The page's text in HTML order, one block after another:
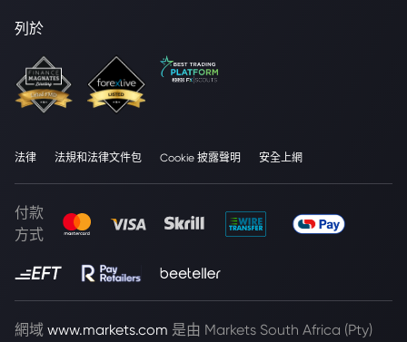
列於
法律 法規和法律文件包 Cookie 披露聲明 安全上網
付款
方式
網域 www.markets.com 是由 Markets South Africa (Pty)